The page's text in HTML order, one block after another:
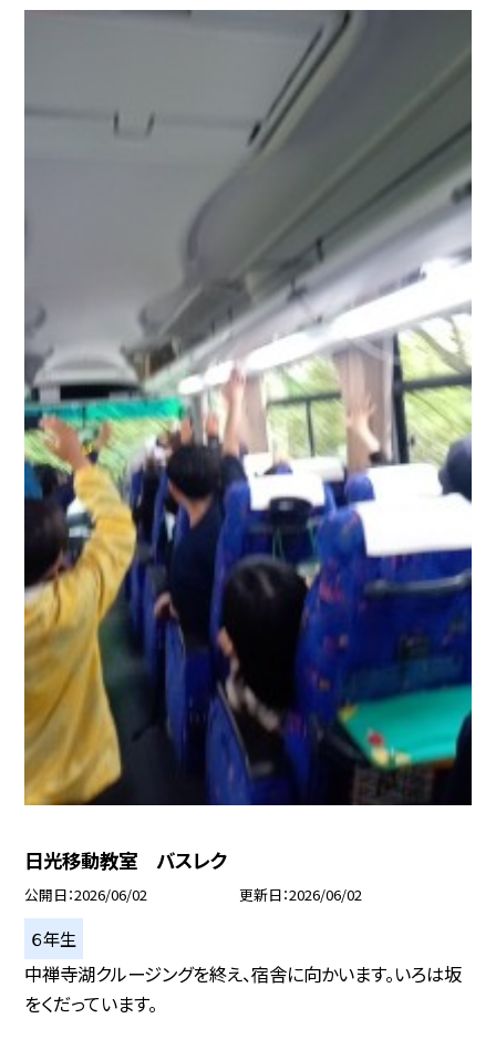
日光移動教室 バスレク
公開日 2026/06/02 更新日 2026/06/02
６年生
中禅寺湖クルージングを終え、宿舎に向かいます。いろは坂
をくだっています。